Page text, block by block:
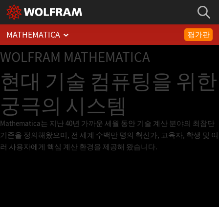
MATHEMATICA 평가판
WOLFRAM MATHEMATICA
현대 기술 컴퓨팅을 위한
궁극의 시스템
Mathematica는 지난 40년 가까운 세월 동안 기술 계산 분야의 최참단
기준을 정의해왔으며, 전 세계 수백만 명의 혁신가, 교육자, 학생 및 여
러 사용자에게 핵심 계산 환경을 제공해 왔습니다.